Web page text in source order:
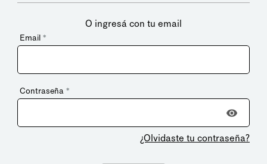
O ingresá con tu email
Email *
Contraseña *
¿Olvidaste tu contraseña?